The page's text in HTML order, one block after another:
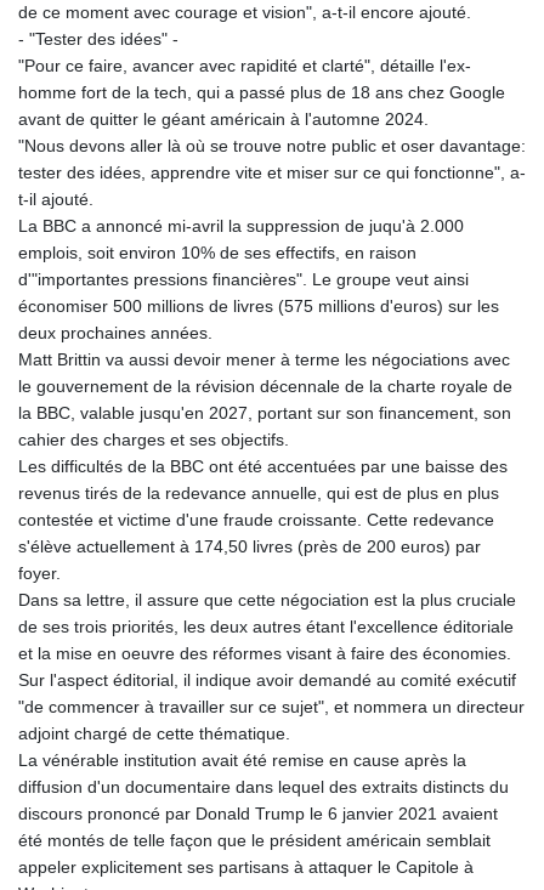
de ce moment avec courage et vision", a-t-il encore ajouté.
- "Tester des idées" -
"Pour ce faire, avancer avec rapidité et clarté", détaille l'ex-
homme fort de la tech, qui a passé plus de 18 ans chez Google
avant de quitter le géant américain à l'automne 2024.
"Nous devons aller là où se trouve notre public et oser davantage:
tester des idées, apprendre vite et miser sur ce qui fonctionne", a-
t-il ajouté.
La BBC a annoncé mi-avril la suppression de juqu'à 2.000
emplois, soit environ 10% de ses effectifs, en raison
d'"importantes pressions financières". Le groupe veut ainsi
économiser 500 millions de livres (575 millions d'euros) sur les
deux prochaines années.
Matt Brittin va aussi devoir mener à terme les négociations avec
le gouvernement de la révision décennale de la charte royale de
la BBC, valable jusqu'en 2027, portant sur son financement, son
cahier des charges et ses objectifs.
Les difficultés de la BBC ont été accentuées par une baisse des
revenus tirés de la redevance annuelle, qui est de plus en plus
contestée et victime d'une fraude croissante. Cette redevance
s'élève actuellement à 174,50 livres (près de 200 euros) par
foyer.
Dans sa lettre, il assure que cette négociation est la plus cruciale
de ses trois priorités, les deux autres étant l'excellence éditoriale
et la mise en oeuvre des réformes visant à faire des économies.
Sur l'aspect éditorial, il indique avoir demandé au comité exécutif
"de commencer à travailler sur ce sujet", et nommera un directeur
adjoint chargé de cette thématique.
La vénérable institution avait été remise en cause après la
diffusion d'un documentaire dans lequel des extraits distincts du
discours prononcé par Donald Trump le 6 janvier 2021 avaient
été montés de telle façon que le président américain semblait
appeler explicitement ses partisans à attaquer le Capitole à